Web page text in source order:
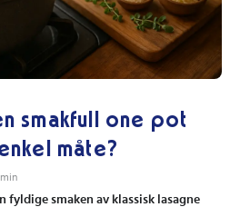
smakfull one pot
måte?
fyldige smaken av klassisk lasagne